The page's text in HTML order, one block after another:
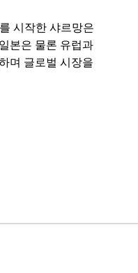
시작한 샤르망은
본은 물론 유럽과
며 글로벌 시장을